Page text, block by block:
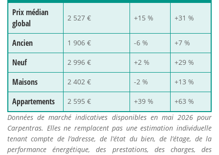
Prix médian
global
2 527 € +15 % +31 %
Ancien 1 906 € -6 % +7 %
Neuf 2 996 € +2 % +29 %
Maisons 2 402 € -2 % +13 %
Appartements 2 595 € +39 %
+63 %
Données de marché indicatives disponibles en mai 2026 pour
Carpentras. Elles ne remplacent pas une estimation individuelle
tenant compte de l’adresse, de l’état du bien, de l’étage, de la
performance énergétique, des prestations, des charges, des